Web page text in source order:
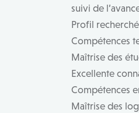
suivi de
Profil
Compétences
Maîtrise des
Excellente
Compétences
Maîtrise des